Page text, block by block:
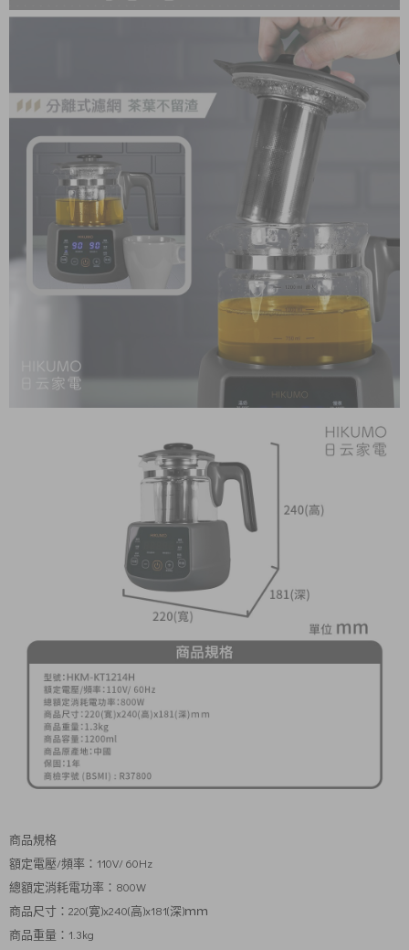
商品規格
額定電壓/頻率：110V/ 60Hz
總額定消耗電功率：800W
商品尺寸：220(寛)x240(高)x181(深)ｍｍ
商品重量：1.3kg